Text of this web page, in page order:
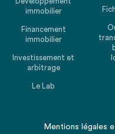
immobilier
Financement
immobilier
Investissement et
arbitrage
Le Lab
Mentions légales